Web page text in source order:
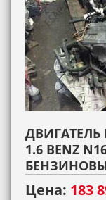
ДВИГАТЕЛЬ
1.6 BENZ
Цена: 183